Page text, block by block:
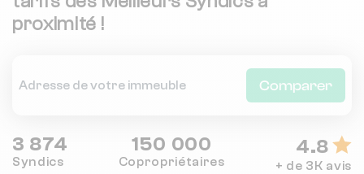
proximité !
Comparer
3 874
Syndics
150 000
Copropriétaires
4.8
+ de 3K avis